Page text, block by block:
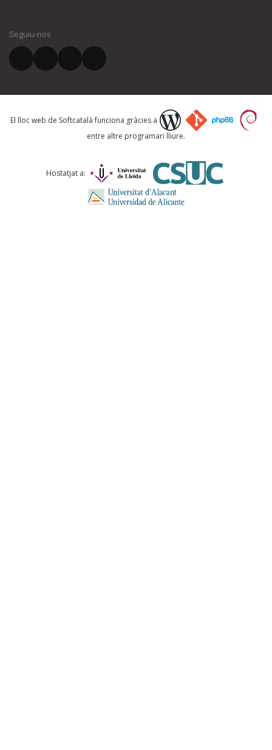
El vostre correu electrònic *
Què proposeu?
Comentari *
Seguiu-nos
El lloc web de Softcatalà funciona gràcies a
entre altre programari lliure.
Hostatjat a: